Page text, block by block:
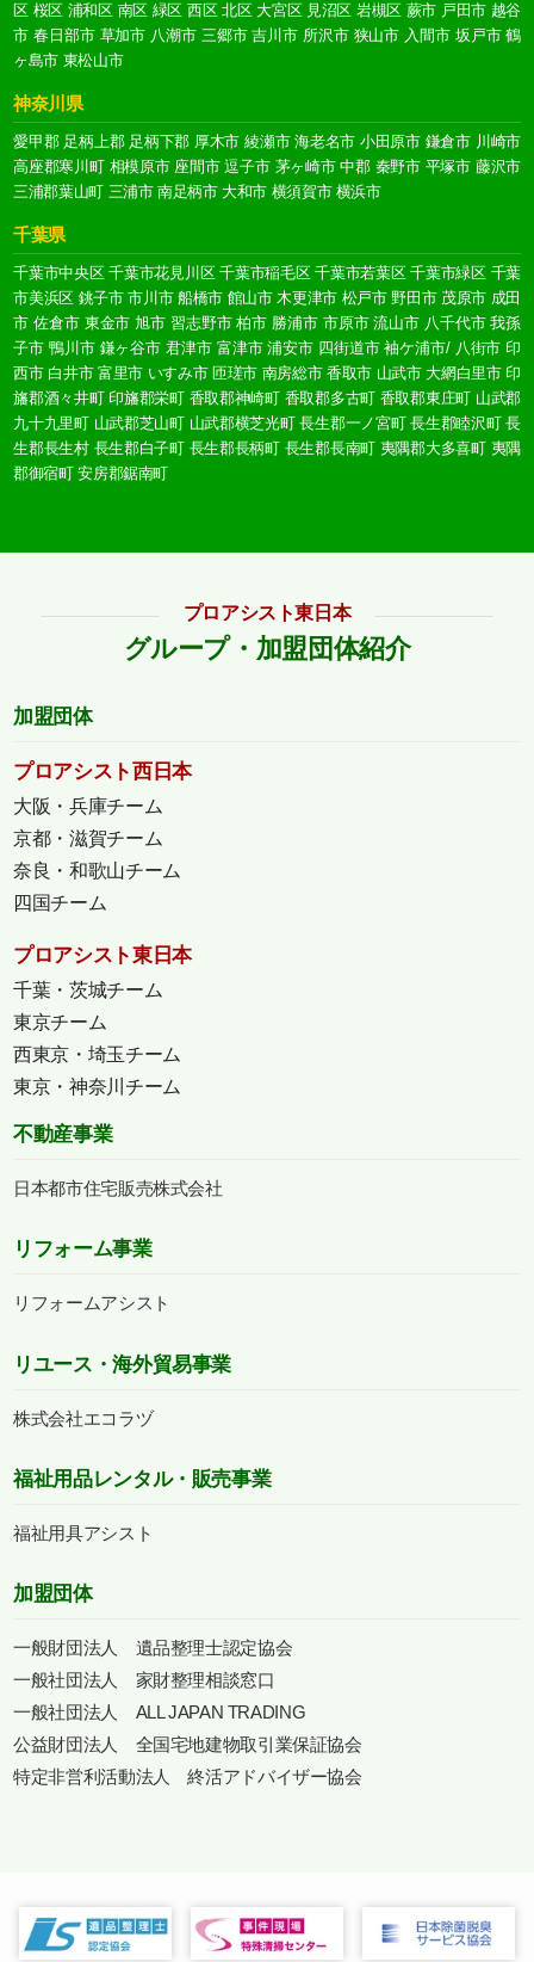
区 桜区 浦和区 南区 緑区 西区 北区 大宮区 見沼区 岩槻区 蕨市 戸田市 越谷
市 春日部市 草加市 八潮市 三郷市 吉川市 所沢市 狭山市 入間市 坂戸市 鶴
ヶ島市 東松山市
神奈川県
愛甲郡 足柄上郡 足柄下郡 厚木市 綾瀬市 海老名市 小田原市 鎌倉市 川崎市
高座郡寒川町 相模原市 座間市 逗子市 茅ヶ崎市 中郡 秦野市 平塚市 藤沢市
三浦郡葉山町 三浦市 南足柄市 大和市 横須賀市 横浜市
千葉県
千葉市中央区 千葉市花見川区 千葉市稲毛区 千葉市若葉区 千葉市緑区 千葉
市美浜区 銚子市 市川市 船橋市 館山市 木更津市 松戸市 野田市 茂原市 成田
市 佐倉市 東金市 旭市 習志野市 柏市 勝浦市 市原市 流山市 八千代市 我孫
子市 鴨川市 鎌ヶ谷市 君津市 富津市 浦安市 四街道市 袖ケ浦市/ 八街市 印
西市 白井市 富里市 いすみ市 匝瑳市 南房総市 香取市 山武市 大網白里市 印
旛郡酒々井町 印旛郡栄町 香取郡神崎町 香取郡多古町 香取郡東庄町 山武郡
九十九里町 山武郡芝山町 山武郡横芝光町 長生郡一ノ宮町 長生郡睦沢町 長
生郡長生村 長生郡白子町 長生郡長柄町 長生郡長南町 夷隅郡大多喜町 夷隅
郡御宿町 安房郡鋸南町
プロアシスト東日本
グループ・加盟団体紹介
加盟団体
プロアシスト西日本
大阪・兵庫チーム
京都・滋賀チーム
奈良・和歌山チーム
四国チーム
プロアシスト東日本
千葉・茨城チーム
東京チーム
西東京・埼玉チーム
東京・神奈川チーム
不動産事業
日本都市住宅販売株式会社
リフォーム事業
リフォームアシスト
リユース・海外貿易事業
株式会社エコラヅ
福祉用品レンタル・販売事業
福祉用具アシスト
加盟団体
一般財団法人 遺品整理士認定協会
一般社団法人 家財整理相談窓口
一般社団法人 ALL JAPAN TRADING
公益財団法人 全国宅地建物取引業保証協会
特定非営利活動法人 終活アドバイザー協会